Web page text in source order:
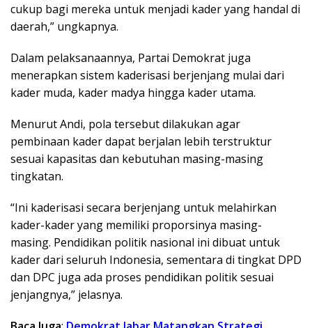
cukup bagi mereka untuk menjadi kader yang handal di
daerah,” ungkapnya.
Dalam pelaksanaannya, Partai Demokrat juga
menerapkan sistem kaderisasi berjenjang mulai dari
kader muda, kader madya hingga kader utama.
Menurut Andi, pola tersebut dilakukan agar
pembinaan kader dapat berjalan lebih terstruktur
sesuai kapasitas dan kebutuhan masing-masing
tingkatan.
“Ini kaderisasi secara berjenjang untuk melahirkan
kader-kader yang memiliki proporsinya masing-
masing. Pendidikan politik nasional ini dibuat untuk
kader dari seluruh Indonesia, sementara di tingkat DPD
dan DPC juga ada proses pendidikan politik sesuai
jenjangnya,” jelasnya.